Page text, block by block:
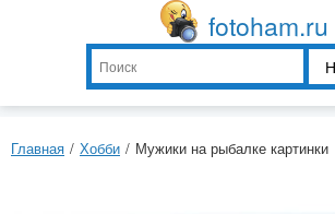
fotoham.ru
Главная / Хобби / Мужики на рыбалке картинки